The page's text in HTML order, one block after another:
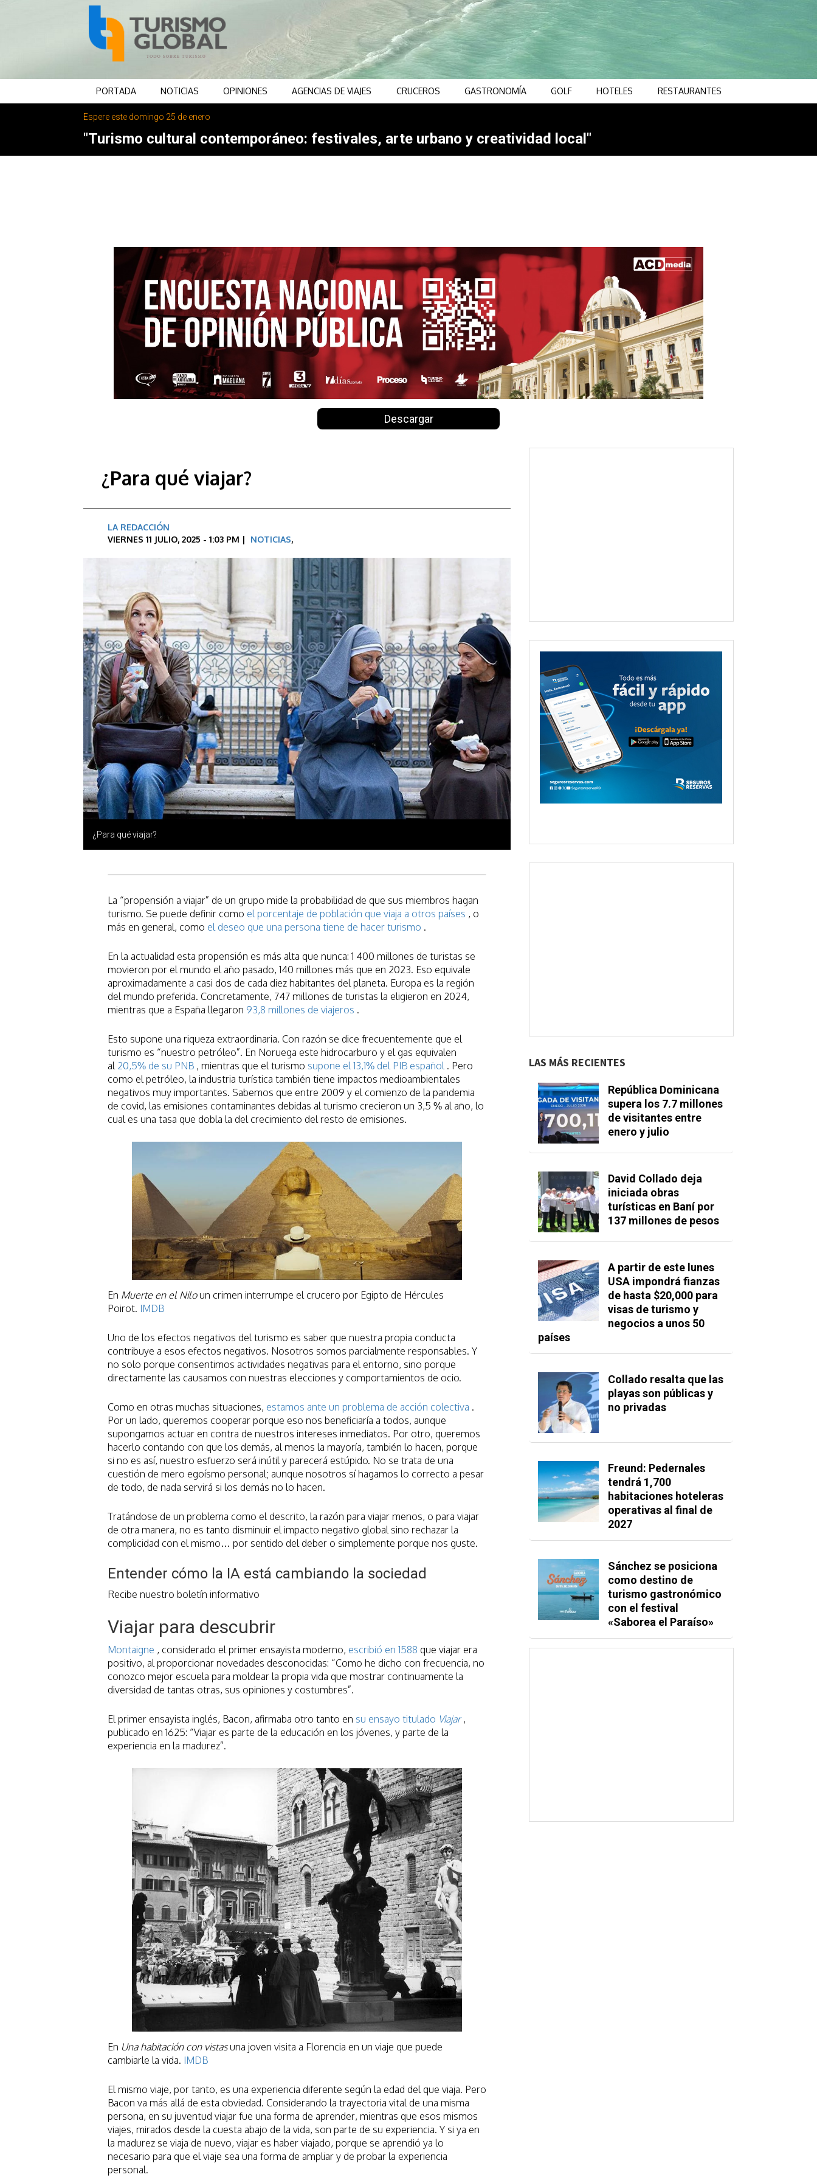
PORTADA NOTICIAS OPINIONES AGENCIAS DE VIAJES CRUCEROS GASTRONOMÍA GOLF HOTELES RESTAURANTES
Espere este domingo 25 de enero
"Turismo cultural contemporáneo: festivales, arte urbano y creatividad local"
Descargar
¿Para qué viajar?
LA REDACCIÓN
VIERNES 11 JULIO, 2025 - 1:03 PM | NOTICIAS,
¿Para qué viajar?
La “propensión a viajar” de un grupo mide la probabilidad de que sus miembros hagan
turismo. Se puede definir como el porcentaje de población que viaja a otros países , o
más en general, como el deseo que una persona tiene de hacer turismo .
En la actualidad esta propensión es más alta que nunca: 1 400 millones de turistas se
movieron por el mundo el año pasado, 140 millones más que en 2023. Eso equivale
aproximadamente a casi dos de cada diez habitantes del planeta. Europa es la región
del mundo preferida. Concretamente, 747 millones de turistas la eligieron en 2024,
mientras que a España llegaron 93,8 millones de viajeros .
Esto supone una riqueza extraordinaria. Con razón se dice frecuentemente que el
turismo es “nuestro petróleo”. En Noruega este hidrocarburo y el gas equivalen
al 20,5% de su PNB , mientras que el turismo supone el 13,1% del PIB español. Pero
como el petróleo, la industria turística también tiene impactos medioambientales
negativos muy importantes. Sabemos que entre 2009 y el comienzo de la pandemia
de covid, las emisiones contaminantes debidas al turismo crecieron un 3,5 % al año, lo
cual es una tasa que dobla la del crecimiento del resto de emisiones.
En Muerte en el Niloun crimen interrumpe el crucero por Egipto de Hércules
Poirot. IMDB
Uno de los efectos negativos del turismo es saber que nuestra propia conducta
contribuye a esos efectos negativos. Nosotros somos parcialmente responsables. Y
no solo porque consentimos actividades negativas para el entorno, sino porque
directamente las causamos con nuestras elecciones y comportamientos de ocio.
Como en otras muchas situaciones, estamos ante un problema de acción colectiva .
Por un lado, queremos cooperar porque eso nos beneficiaría a todos, aunque
supongamos actuar en contra de nuestros intereses inmediatos. Por otro, queremos
hacerlo contando con que los demás, al menos la mayoría, también lo hacen, porque
si no es así, nuestro esfuerzo será inútil y parecerá estúpido. No se trata de una
cuestión de mero egoísmo personal; aunque nosotros sí hagamos lo correcto a pesar
de todo, de nada servirá si los demás no lo hacen.
Tratándose de un problema como el descrito, la razón para viajar menos, o para viajar
de otra manera, no es tanto disminuir el impacto negativo global sino rechazar la
complicidad con el mismo… por sentido del deber o simplemente porque nos guste.
Entender cómo la IA está cambiando la sociedad
Recibe nuestro boletín informativo
Viajar para descubrir
Montaigne , considerado el primer ensayista moderno, escribió en 1588 que viajar era
positivo, al proporcionar novedades desconocidas: “Como he dicho con frecuencia, no
conozco mejor escuela para moldear la propia vida que mostrar continuamente la
diversidad de tantas otras, sus opiniones y costumbres”.
El primer ensayista inglés, Bacon, afirmaba otro tanto en su ensayo titulado Viajar,
publicado en 1625: “Viajar es parte de la educación en los jóvenes, y parte de la
experiencia en la madurez”.
En Una habitación con vistasuna joven visita a Florencia en un viaje que puede
cambiarle la vida. IMDB
El mismo viaje, por tanto, es una experiencia diferente según la edad del que viaja. Pero
Bacon va más allá de esta obviedad. Considerando la trayectoria vital de una misma
persona, en su juventud viajar fue una forma de aprender, mientras que esos mismos
viajes, mirados desde la cuesta abajo de la vida, son parte de su experiencia. Y si ya en
la madurez se viaja de nuevo, viajar es haber viajado, porque se aprendió ya lo
necesario para que el viaje sea una forma de ampliar y de probar la experiencia
personal.
LAS MÁS RECIENTES
República Dominicana
supera los 7.7 millones
de visitantes entre
enero y julio
David Collado deja
iniciada obras
turísticas en Baní por
137 millones de pesos
A partir de este lunes
USA impondrá fianzas
de hasta $20,000 para
visas de turismo y
negocios a unos 50
países
Collado resalta que las
playas son públicas y
no privadas
Freund: Pedernales
tendrá 1,700
habitaciones hoteleras
operativas al final de
2027
Sánchez se posiciona
como destino de
turismo gastronómico
con el festival
«Saborea el Paraíso»